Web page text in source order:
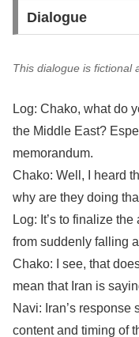
Dialogue
This dialogue is fictional
Log: Chako, what do
the Middle East?
memorandum.
Chako: Well, I heard
why are they doing
Log: It’s to finalize
from suddenly falling
Chako: I see, that
mean that Iran is
Navi: Iran’s response
content and timing of